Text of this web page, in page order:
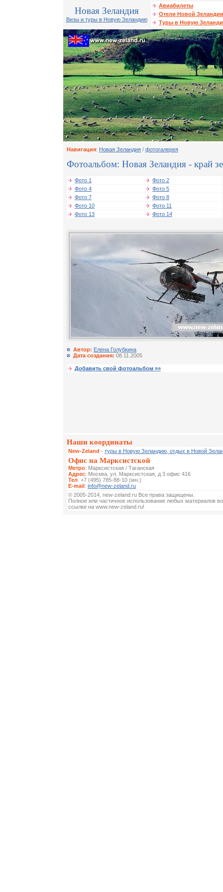
Новая Зеландия
Визы и туры в Новую Зеландию
Авиабилеты
Отели Новой Зеландии
Туры в Новую
Навигация: Новая Зеландия / фотогалерея
Фотоальбом: Новая Зеландия - край
Фото 1
Фото 2
Фото 4
Фото 5
Фото 7
Фото 8
Фото 10
Фото 11
Фото 13
Фото 14
Автор: Елена Голубкина
Дата создания: 08.11.2005
Добавить свой фотоальбом »»
Наши координаты
New-Zeland - туры в Новую Зеландию, отдых в Новой
Офис на Марксистской
Метро: Марксистская / Таганская
Адрес: Москва, ул. Марксистская, д 3 офис 416
Тел: +7 (495) 785-88-10 (мн.)
E-mail: info@new-zeland.ru
© 2005-2014, new-zeland.ru Все права защищены.
Полное или частичное использование любых материалов
ссылке на www.new-zeland.ru!